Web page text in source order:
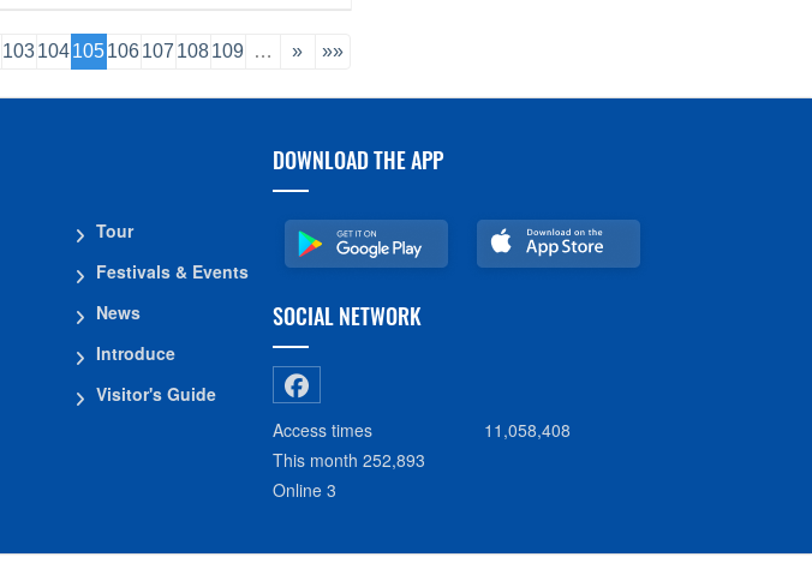
103104105106107 108109 … » »»
Tour
Festivals & Events
News
Introduce
Visitor's Guide
DOWNLOAD THE APP
SOCIAL NETWORK
Access times
11,058,408
This month 252,893
Online 3